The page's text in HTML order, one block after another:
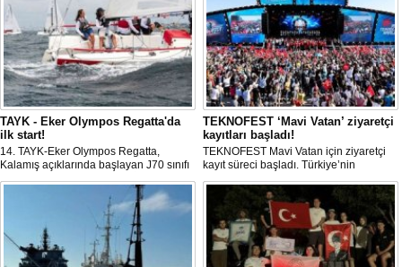
TAYK - Eker Olympos Regatta'da
ilk start!
14. TAYK-Eker Olympos Regatta,
Kalamış açıklarında başlayan J70 sınıfı
yarışlarıyla ilk startını verdi. İstanbul'u 10
gün boyunca yelken coşkusuyla
buluşturacak organizasyonun ilk
gününde 9 tekne rüzgârla buluştu.
TEKNOFEST ‘Mavi Vatan’ ziyaretçi
kayıtları başladı!
TEKNOFEST Mavi Vatan için ziyaretçi
kayıt süreci başladı. Türkiye’nin
denizcilik ve savunma teknolojilerine
odaklanan etkinliği, 20-23 Ağustos
tarihleri arasında Gölcük Tersanesi
Komutanlığı’nda gerçekleştirilecek.